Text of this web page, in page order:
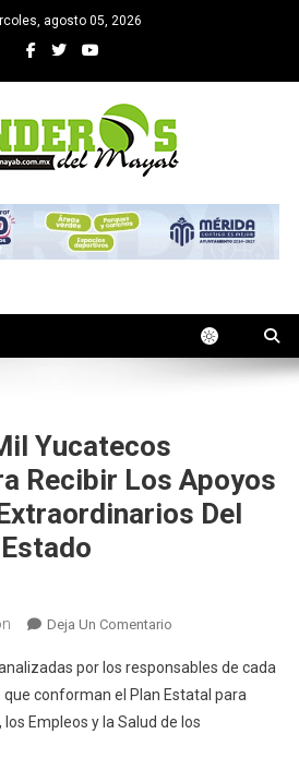
agosto 05, 2026
DEL MAYAB
Yucatecos
Recibir Los Apoyos
Del
Deja Un ComentarioEn
De
100
Mil
por los responsables de cada
conforman el Plan Estatal para
Empleos y la Salud de los